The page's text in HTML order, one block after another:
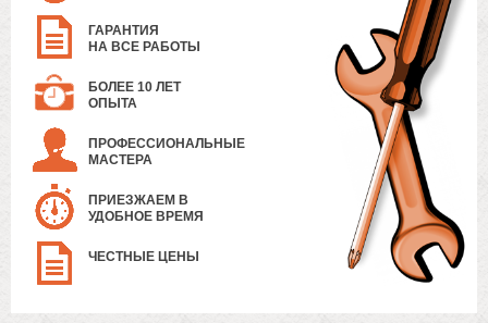
ГАРАНТИЯ
НА ВСЕ РАБОТЫ
БОЛЕЕ 10 ЛЕТ
ОПЫТА
ПРОФЕССИОНАЛЬНЫЕ
МАСТЕРА
ПРИЕЗЖАЕМ В
УДОБНОЕ ВРЕМЯ
ЧЕСТНЫЕ ЦЕНЫ